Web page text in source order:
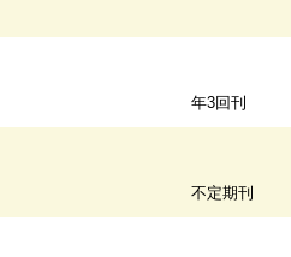
年3回刊
不定期刊